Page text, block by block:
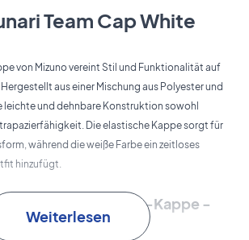
Team Cap White
von Mizuno vereint Stil und Funktionalität auf
aus einer Mischung aus Polyester und
leichte und dehnbare Konstruktion sowohl
Die elastische Kappe sorgt für
während die weiße Farbe ein zeitloses
hinzufügt.
funktionale Mizuno-Kappe -
heute!
Weiterlesen